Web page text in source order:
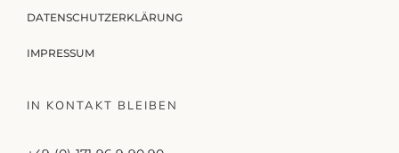
DATENSCHUTZERKLÄRUNG
IMPRESSUM
IN KONTAKT BLEIBEN